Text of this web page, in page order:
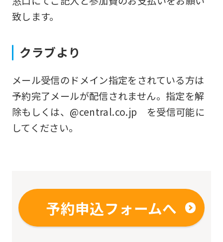
致します。
クラブより
メール受信のドメイン指定をされている方は
予約完了メールが配信されません。指定を解
除もしくは、@central.co.jp を受信可能に
してください。
予約申込フォームへ
from
We
ask
that
you
using
the